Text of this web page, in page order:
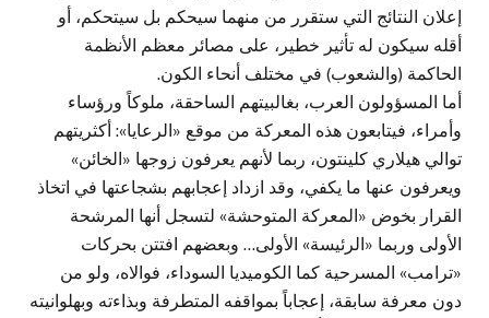
إعلان النتائج التي ستقرر من منهما سيحكم بل سيتحكم، أو
أقله سيكون له تأثير خطير، على مصائر معظم الأنظمة
الحاكمة (والشعوب) في مختلف أنحاء الكون.
أما المسؤولون العرب، بغالبيتهم الساحقة، ملوكاً ورؤساء
وأمراء، فيتابعون هذه المعركة من موقع «الرعايا»: أكثريتهم
توالي هيلاري كلينتون، ربما لأنهم يعرفون زوجها «الخائن»
ويعرفون عنها ما يكفي، وقد ازداد إعجابهم بشجاعتها في اتخاذ
القرار بخوض «المعركة المتوحشة» لتسجل أنها المرشحة
الأولى وربما «الرئيسة» الأولى… وبعضهم افتتن بحركات
«ترامب» المسرحية كما الكوميديا السوداء، فوالاه، ولو من
دون معرفة سابقة، إعجاباً بمواقفه المتطرفة وبذاءته وبهلوانيته